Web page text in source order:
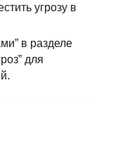
угрозу в
в разделе
для